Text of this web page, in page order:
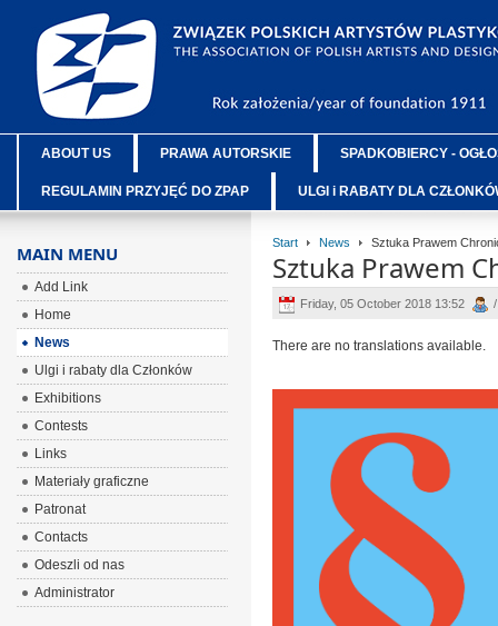
ABOUT US PRAWA AUTORSKIE SPADKOBIERCY -
REGULAMIN PRZYJĘĆ DO ZPAP ULGI i RABATY DLA
Start News Sztuka Prawem
Sztuka Prawem
Friday, 05 October 2018 13:52 /
There are no translations available.
MAIN MENU
Add Link
Home
News
Ulgi i rabaty dla Członków
Exhibitions
Contests
Links
Materiały graficzne
Patronat
Contacts
Odeszli od nas
Administrator